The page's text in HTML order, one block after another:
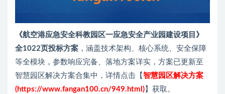
《航空港应急安全科教园区一应急安全产业园建设项目》
全1022页投标方案 ，涵盖技术架构、核心系统、安全保障
等全模块，参数响应完备、落地方案详实，方案已更新至
智慧园区解决方案合集中，详情点击【 智慧园区解决方案
(https://www.fangan100.cn/949.html) 】获取。